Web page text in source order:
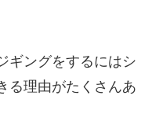
ギングをするにはシ
る理由がたくさんあ